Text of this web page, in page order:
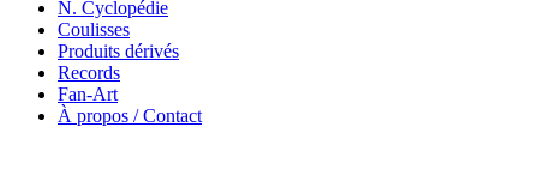
N. Cyclopédie
Coulisses
Produits dérivés
Records
Fan-Art
À propos / Contact